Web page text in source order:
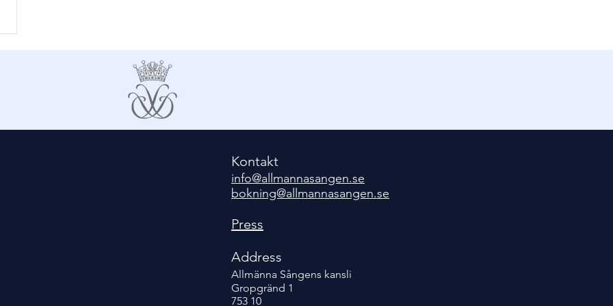
Kontakt
info@allmannasangen.se
bokning@allmannasangen.se
Press
Address
Allmänna Sångens kansli
Gropgränd 1
753 10